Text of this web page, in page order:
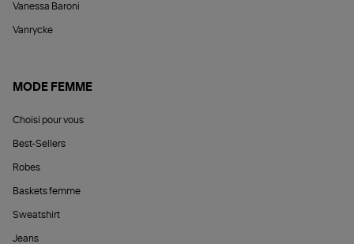
Vanessa Baroni
Vanrycke
MODE FEMME
Choisi pour vous
Best-Sellers
Robes
Baskets femme
Sweatshirt
Jeans